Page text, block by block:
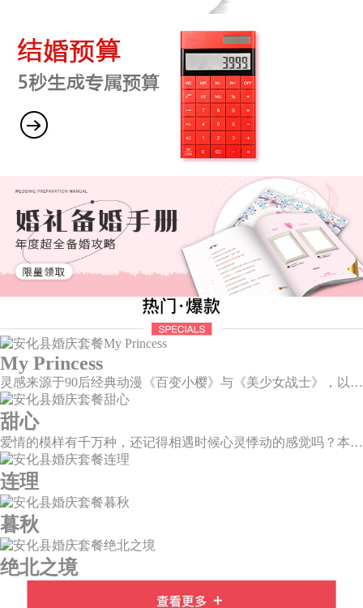
My Princess
灵感来源于90后经典动漫《百变小樱》与《美少女战士》，以柔美梦幻的马卡龙色系为主色调，融合精灵萌宠与星星魔法阵等元素，为遗落凡间的公主搭建一个召唤王子的舞台。
甜心
爱情的模样有千万种，还记得相遇时候心灵悸动的感觉吗？本场婚礼以恋人第一次的心动作为灵感设计，独家定制的爱心装置穿插在整场婚礼中，带给你初见时的心动美好。
连理
暮秋
绝北之境